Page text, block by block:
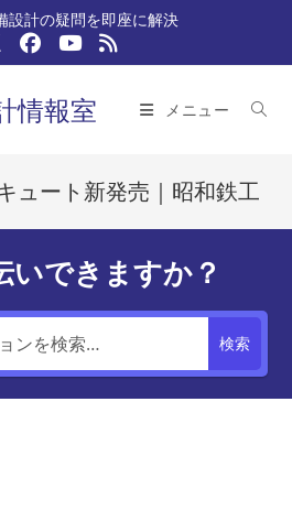
設計の疑問を即座に解決
情報室 メニュー
ュート新発売｜昭和鉄工
いできますか？
検索